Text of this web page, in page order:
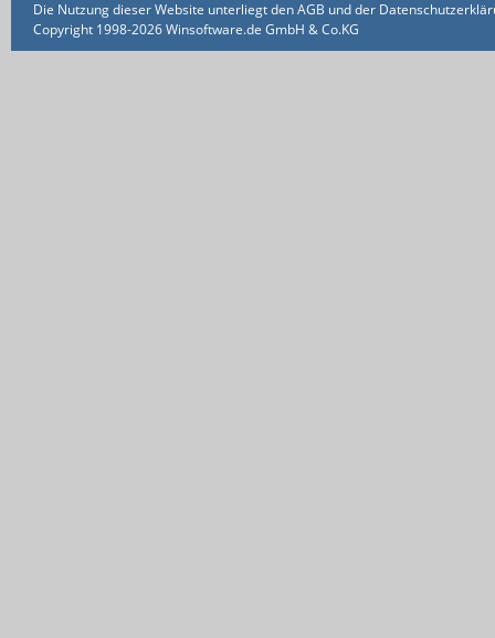
Die Nutzung dieser Website unterliegt den AGB und der
Copyright 1998-2026 Winsoftware.de GmbH & Co.KG